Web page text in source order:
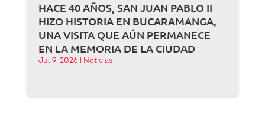
HACE 40 AÑOS, SAN JUAN PABLO II
HIZO HISTORIA EN BUCARAMANGA,
UNA VISITA QUE AÚN PERMANECE
EN LA MEMORIA DE LA CIUDAD
Jul 9, 2026 Noticias